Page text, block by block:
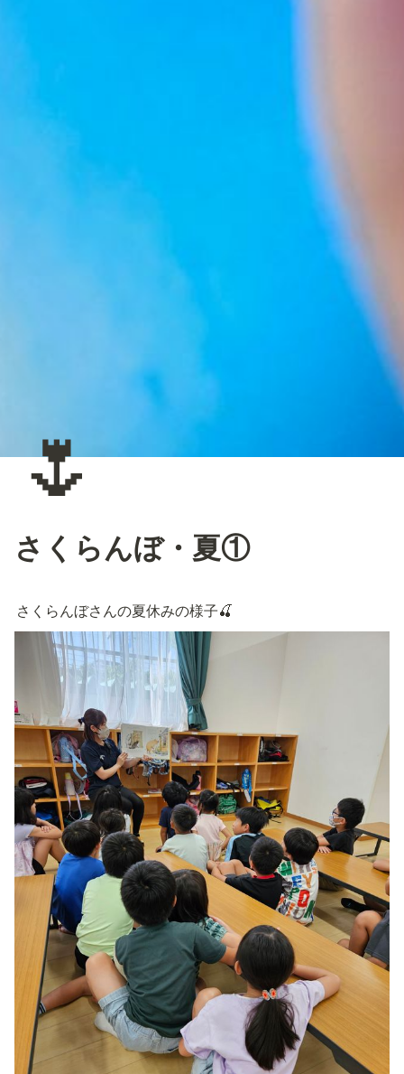
🌷
さくらんぼ・夏①
さくらんぼさんの夏休みの様子🍒